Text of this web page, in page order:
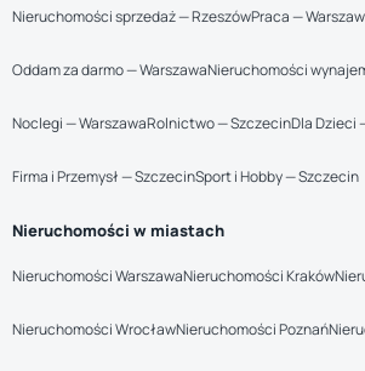
Nieruchomości sprzedaż — RzeszówPraca —
Oddam za darmo — WarszawaNieruchomości
Noclegi — WarszawaRolnictwo — SzczecinDla Dzieci
Firma i Przemysł — SzczecinSport i Hobby — Szczecin
Nieruchomości w miastach
Nieruchomości WarszawaNieruchomości Kraków
Nieruchomości WrocławNieruchomości Poznań